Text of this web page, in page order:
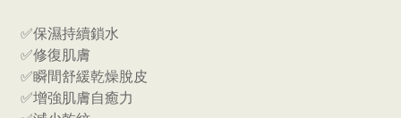
✅保濕持續鎖水
✅修復肌膚
✅瞬間舒緩乾燥脫皮
✅增強肌膚自癒力